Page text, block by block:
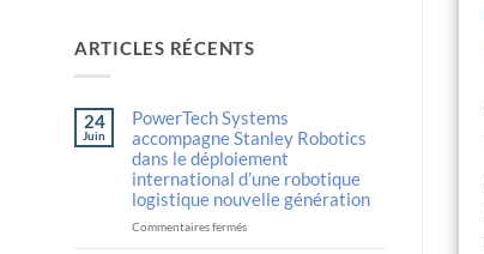
ARTICLES RÉCENTS
24
Juin
PowerTech Systems
accompagne Stanley Robotics
dans le déploiement
international d’une robotique
logistique nouvelle génération
Commentaires ferméssur